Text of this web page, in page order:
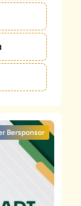
Bersponsor